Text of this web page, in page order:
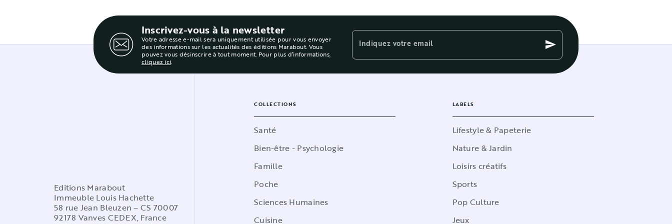
Inscrivez-vous à la newsletter
Votre adresse e-mail sera uniquement utilisée pour vous envoyer
des informations sur les actualités des éditions Marabout. Vous
pouvez vous désinscrire à tout moment. Pour plus d’informations,
cliquez ici.
Indiquez votre email send
Editions Marabout
Immeuble Louis Hachette
58 rue Jean Bleuzen – CS 70007
92178 Vanves CEDEX, France
COLLECTIONS
Santé
Bien-être - Psychologie
Famille
Poche
Sciences Humaines
Cuisine
LABELS
Lifestyle & Papeterie
Nature & Jardin
Loisirs créatifs
Sports
Pop Culture
Jeux